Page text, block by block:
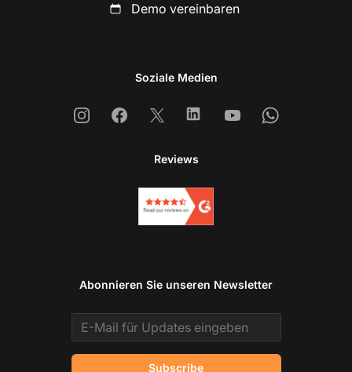
Demo vereinbaren
Soziale Medien
InstagramFacebook
X LinkedinYoutubeWhatsapp
Reviews
Abonnieren Sie unseren Newsletter
Email address
Subscribe